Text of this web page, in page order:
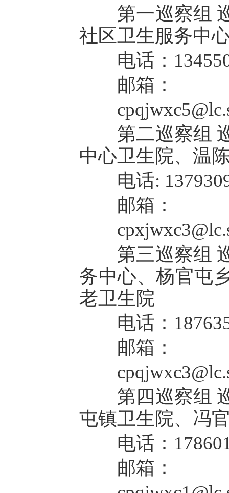
第一巡察组 巡
社区卫生服务中
电话：
邮箱：
第二巡察组 巡
中心卫生院、温
电话:
邮箱：
第三巡察组 巡
务中心、杨官屯
老卫生院
电话：
邮箱：
第四巡察组 巡
屯镇卫生院、冯
电话：
邮箱：